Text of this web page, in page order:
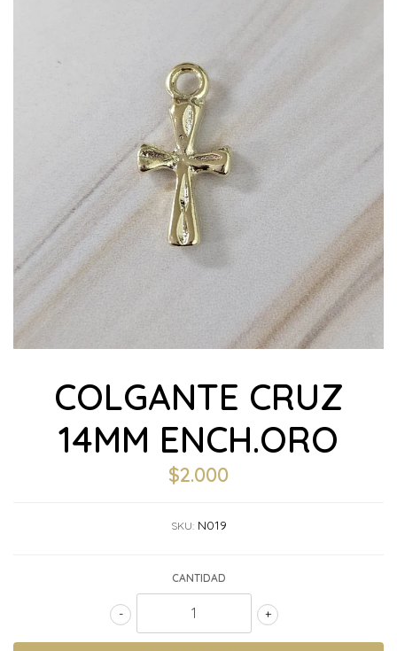
COLGANTE CRUZ
14MM ENCH.ORO
$2.000
SKU: N019
CANTIDAD
+
-